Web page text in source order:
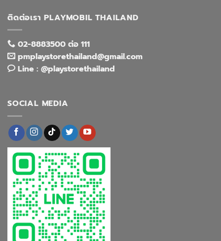
ติดต่อเรา PLAYMOBIL THAILAND
02-8883500 ต่อ 111
pmplaystorethailand@gmail.com
Line : @playstorethailand
SOCIAL MEDIA